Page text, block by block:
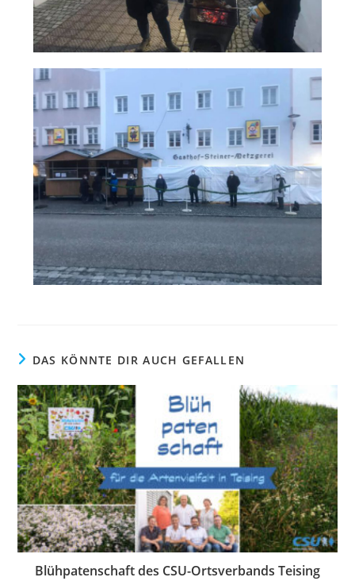
DAS KÖNNTE DIR AUCH GEFALLEN
Blühpatenschaft des CSU-Ortsverbands Teising